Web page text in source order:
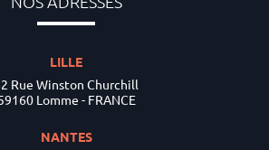
LILLE
Rue Winston Churchill
Lomme - FRANCE
NANTES